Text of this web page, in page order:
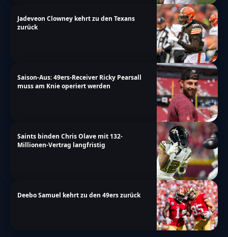
Jadeveon Clowney kehrt zu den Texans
zurück
Saison-Aus: 49ers-Receiver Ricky Pearsall
muss am Knie operiert werden
Saints binden Chris Olave mit 132-
Millionen-Vertrag langfristig
Deebo Samuel kehrt zu den 49ers zurück